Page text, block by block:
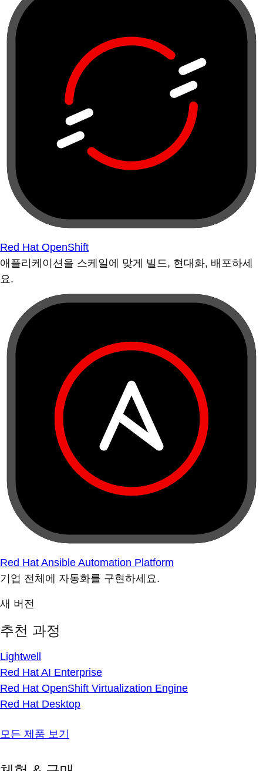
Red Hat OpenShift
애플리케이션을 스케일에 맞게 빌드, 현대화, 배포하세
요.
Red Hat Ansible Automation Platform
기업 전체에 자동화를 구현하세요.
새 버전
추천 과정
Lightwell
Red Hat AI Enterprise
Red Hat OpenShift Virtualization Engine
Red Hat Desktop
모든 제품 보기